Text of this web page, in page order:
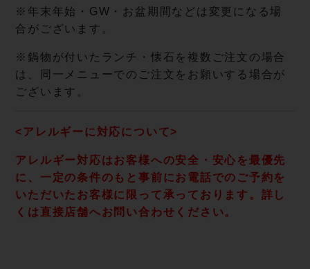
※年末年始・GW・お盆期間などは変更になる場
合がございます。
※鍋物が付いたランチ・懐石を複数ご注文の場合
は、同一メニューでのご注文をお願いする場合が
ございます。
<アレルギーに対応について>
アレルギー対応はお客様への安全・安心を最優先
に、一定の条件のもと事前にお電話でのご予約を
いただいたお客様に限って承っております。詳し
くは直接店舗へお問い合わせください。